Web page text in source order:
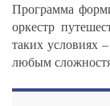
Программа
оркестр
таких условиях
любым